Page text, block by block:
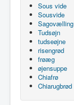
Sous vide
Sousvide
Sagovælling
Tudsøjn
tudseøjne
risengrød
frøæg
øjensuppe
Chiafrø
Chiarugbrød